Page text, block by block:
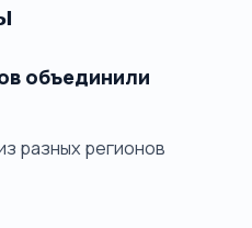
объединили
разных регионов